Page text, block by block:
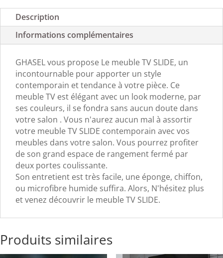
Description
Informations complémentaires
GHASEL vous propose Le meuble TV SLIDE, un
incontournable pour apporter un style
contemporain et tendance à votre pièce. Ce
meuble TV est élégant avec un look moderne, par
ses couleurs, il se fondra sans aucun doute dans
votre salon . Vous n'aurez aucun mal à assortir
votre meuble TV SLIDE contemporain avec vos
meubles dans votre salon. Vous pourrez profiter
de son grand espace de rangement fermé par
deux portes coulissante.
Son entretient est très facile, une éponge, chiffon,
ou microfibre humide suffira. Alors, N'hésitez plus
et venez découvrir le meuble TV SLIDE.
Produits similaires